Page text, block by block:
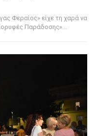
Φεραίος» είχε τη χαρά να
Παράδοσης»...